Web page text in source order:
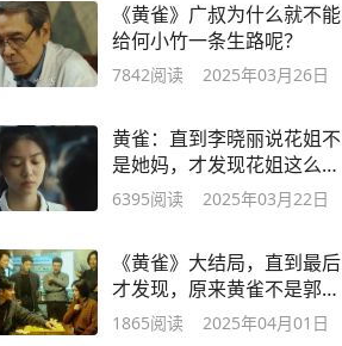
《黄雀》广叔为什么就不能
给何小竹一条生路呢？
7842阅读 2025年03月26日
黄雀：直到李晓丽说花姐不
是她妈，才发现花姐这么多
年，太不容易
6395阅读 2025年03月22日
《黄雀》大结局，直到最后
才发现，原来黄雀不是郭鹏
飞，而是他
1865阅读 2025年04月01日